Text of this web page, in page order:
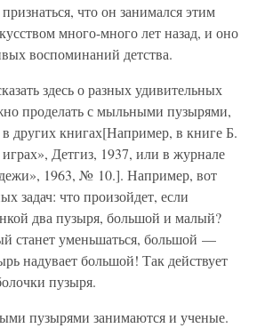
что он занимался этим
много-много лет назад, и оно
воспоминаний детства.
здесь о разных удивительных
проделать с мыльными пузырями,
в других книгах[Например, в книге Б.
Детгиз, 1937, или в журнале
1963, № 10.]. Например, вот
задач: что произойдет, если
два пузыря, большой и малый?
станет уменьшаться, большой —
надувает большой! Так действует
пузыря.
пузырями занимаются и ученые.